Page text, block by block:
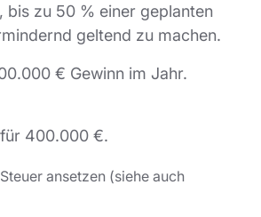
bis zu 50 % einer geplanten
geltend zu machen.
€ Gewinn im Jahr.
400.000 €.
ansetzen (siehe auch